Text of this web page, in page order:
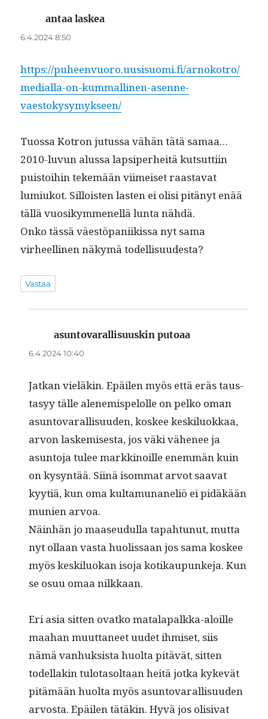
antaa laskea
6.4.2024 8:50
https://puheenvuoro.uusisuomi.fi/arnokotro/
medialla-on-kummallinen-asenne-
vaestokysymykseen/
Tuos­sa Kotron jutus­sa vähän tätä samaa…
2010-luvun alus­sa lap­siper­heitä kut­sut­ti­in
puis­toi­hin tekemään viimeiset raas­ta­vat
lumiukot. Sil­lois­t­en las­ten ei olisi pitänyt enää
täl­lä vuosikymmenel­lä lun­ta nähdä.
Onko tässä väestö­pani­ikissa nyt sama
virheelli­nen näkymä todellisuudesta?
Vastaa
asuntovarallisuuskin putoaa
6.4.2024 10:40
Jatkan vieläkin. Epäilen myös että eräs taus­
ta­syy tälle alen­e­mis­pelolle on pelko oman
asun­to­var­al­lisu­u­den, kos­kee keskilu­okkaa,
arvon laskemis­es­ta, jos väki vähe­nee ja
asun­to­ja tulee markki­noille enem­män kuin
on kysyn­tää. Siinä isom­mat arvot saa­vat
kyytiä, kun oma kul­ta­mu­naneliö ei pidäkään
munien arvoa.
Näin­hän jo maaseudul­la tapah­tunut, mut­ta
nyt ollaan vas­ta huolis­saan jos sama kos­kee
myös keskilu­okan iso­ja kotikaupunke­ja. Kun
se osuu omaa nilkkaan.
Eri asia sit­ten ovatko mata­la­palk­ka-aloille
maa­han muut­ta­neet uudet ihmiset, siis
nämä van­huk­sista huol­ta pitävät, sit­ten
todel­lakin tulota­soltaan heitä jot­ka kykevät
pitämään huol­ta myös asun­to­var­al­lisu­u­den
arvos­ta. Epäilen tätäkin. Hyvä jos oli­si­vat